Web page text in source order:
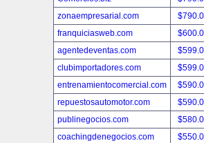
zonaempresarial.com
franquiciasweb.com
agentedeventas.com
clubimportadores.com
entrenamientocomercial.com
repuestosautomotor.com
publinegocios.com
coachingdenegocios.com